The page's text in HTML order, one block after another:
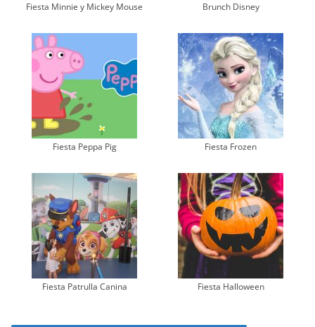
Fiesta Minnie y Mickey Mouse Brunch Disney
Fiesta Peppa Pig Fiesta Frozen
Fiesta Patrulla Canina Fiesta Halloween